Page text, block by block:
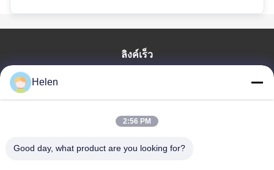
ลิงค์เร็ว
สินค้า
เกี่ยวกับเรา
ควบคุมคุณภาพ
Helen
2:56 PM
Good day, what product are you looking for?